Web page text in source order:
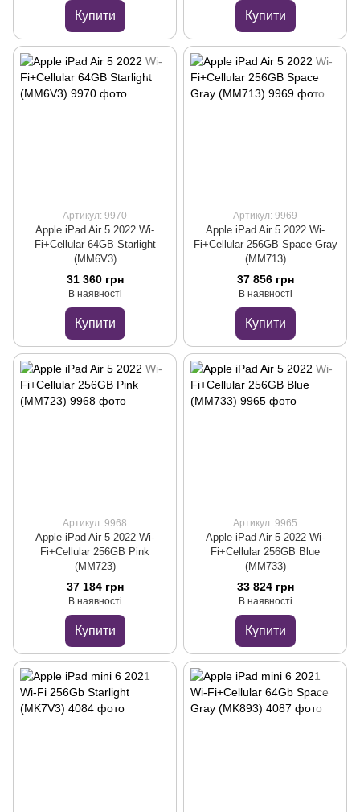
Купити Купити
Артикул: 9970
Apple iPad Air 5 2022 Wi-
Fi+Cellular 64GB Starlight
(MM6V3)
31 360 грн
В наявності
Купити
Артикул: 9969
Apple iPad Air 5 2022 Wi-
Fi+Cellular 256GB Space Gray
(MM713)
37 856 грн
В наявності
Купити
Артикул: 9968
Apple iPad Air 5 2022 Wi-
Fi+Cellular 256GB Pink
(MM723)
37 184 грн
В наявності
Купити
Артикул: 9965
Apple iPad Air 5 2022 Wi-
Fi+Cellular 256GB Blue
(MM733)
33 824 грн
В наявності
Купити